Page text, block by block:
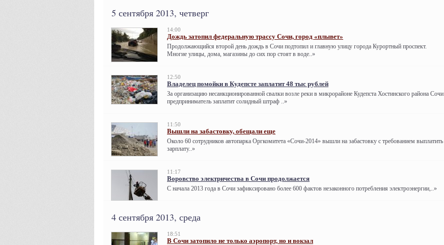
5 сентября 2013, четверг
14:00
Дождь затопил федеральную трассу Сочи, город «плывет»
Продолжающийся второй день дождь в Сочи подтопил и главную улицу города Курортный проспект.
Многие улицы, дома, магазины до сих пор стоят в воде..»
12:50
Владелец помойки в Кудепсте заплатит 48 тыс рублей
За организацию несанкционированной свалки возле реки в микрорайоне Кудепста Хостинского района Сочи
предприниматель заплатит солидный штраф ..»
11:50
Вышли на забастовку, обещали еще
Около 60 сотрудников автопарка Оргкомитета «Сочи-2014» вышли на забастовку с требованием выплатить
зарплату..»
11:17
Воровство электричества в Сочи продолжается
С начала 2013 года в Сочи зафиксировано более 600 фактов незаконного потребления электроэнергии,..»
4 сентября 2013, среда
18:51
В Сочи затопило не только аэропорт, но и вокзал